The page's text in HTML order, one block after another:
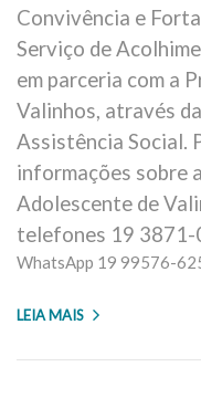
Convivência e
Serviço de
em parceria com a
Valinhos, através
Assistência Social.
informações sobre
Adolescente de
telefones 19
WhatsApp 19 99576-
LEIA MAIS